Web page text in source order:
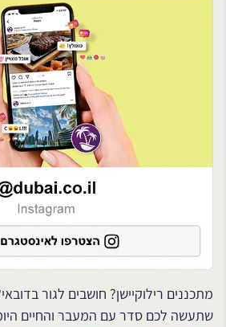
מתכננים רילוקיישן? חושבים לגור
שתעשה לכם סדר עם המעבר והחיים